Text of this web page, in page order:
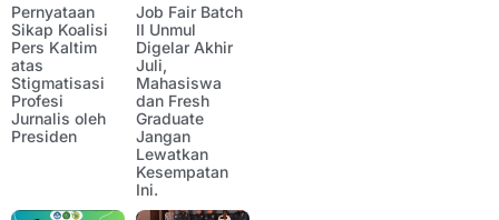
Pernyataan
Sikap Koalisi
Pers Kaltim
atas
Stigmatisasi
Profesi
Jurnalis oleh
Presiden
Job Fair Batch
II Unmul
Digelar Akhir
Juli,
Mahasiswa
dan Fresh
Graduate
Jangan
Lewatkan
Kesempatan
Ini.